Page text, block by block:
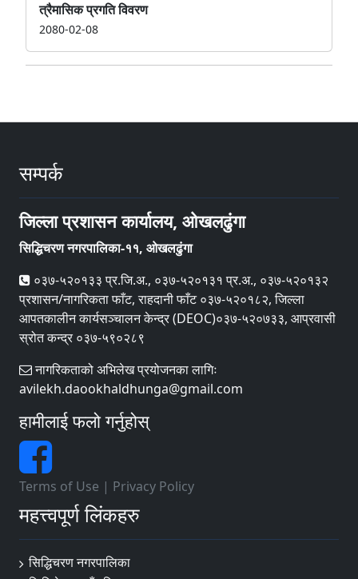
त्रैमासिक प्रगति विवरण
2080-02-08
सम्पर्क
जिल्ला प्रशासन कार्यालय, ओखलढुंगा
सिद्धिचरण नगरपालिका-११, ओखलढुंगा
०३७-५२०१३३ प्र.जि.अ., ०३७-५२०१३१ प्र.अ., ०३७-५२०१३२
प्रशासन/नागरिकता फाँट, राहदानी फाँट ०३७-५२०१८२, जिल्ला
आपतकालीन कार्यसञ्‍चालन केन्द्र (DEOC)०३७-५२०७३३, आप्रवासी
स्रोत कन्द्र ०३७-५९०२८९
नागरिकताको अभिलेख प्रयोजनका लागिः
avilekh.daookhaldhunga@gmail.com
हामीलाई फलो गर्नुहोस्
Terms of Use | Privacy Policy
महत्त्वपूर्ण लिंकहरु
सिद्धिचरण नगरपालिका